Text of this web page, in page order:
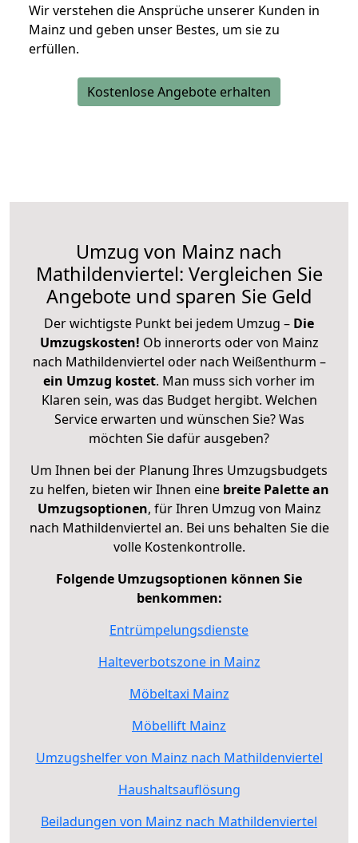
Wir verstehen die Ansprüche unserer Kunden in
Mainz und geben unser Bestes, um sie zu
erfüllen.
Kostenlose Angebote erhalten
Umzug von Mainz nach
Mathildenviertel: Vergleichen Sie
Angebote und sparen Sie Geld
Der wichtigste Punkt bei jedem Umzug – Die
Umzugskosten! Ob innerorts oder von Mainz
nach Mathildenviertel oder nach Weißenthurm –
ein Umzug kostet. Man muss sich vorher im
Klaren sein, was das Budget hergibt. Welchen
Service erwarten und wünschen Sie? Was
möchten Sie dafür ausgeben?
Um Ihnen bei der Planung Ihres Umzugsbudgets
zu helfen, bieten wir Ihnen eine breite Palette an
Umzugsoptionen, für Ihren Umzug von Mainz
nach Mathildenviertel an. Bei uns behalten Sie die
volle Kostenkontrolle.
Folgende Umzugsoptionen können Sie
benkommen:
Entrümpelungsdienste
Halteverbotszone in Mainz
Möbeltaxi Mainz
Möbellift Mainz
Umzugshelfer von Mainz nach Mathildenviertel
Haushaltsauflösung
Beiladungen von Mainz nach Mathildenviertel